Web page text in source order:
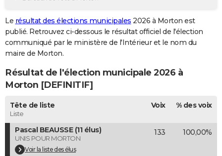
GUIDES D'ACHAT
BONS PLANS
CARTE DE VOEUX
Carte de Noël
Carte Bonne année
Carte Saint-Valentin
Carte Pâques
Carte d'anniversaire
DICTIONNAIRE
Dictionnaire
Biographies
Citations
Expressions
Proverbes
PROGRAMME TV
COPAINS D'AVANT
S'inscrire
Se connecter
Lycées
Collèges
Primaires
Universités
Entreprises
Service militaire
Avis de recherche
AVIS DE DÉCÈS
Le résultat des élections municipales 2026 à Morton est
publié. Retrouvez ci-dessous le résultat officiel de l'élection
communiqué par le ministère de l'Intérieur et le nom du
maire de Morton.
Résultat de l'élection municipale 2026 à
Morton [DEFINITIF]
Tête de liste
Liste
Voix % des voix
Pascal BEAUSSE (11 élus)
UNIS POUR MORTON
Voir la liste des élus
133 100,00%